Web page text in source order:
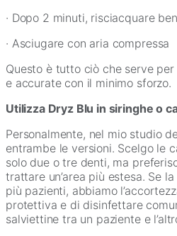
· Dopo 2 minuti, risciacquare
· Asciugare con aria compressa
Questo è tutto ciò che serve
e accurate con il minimo sforzo.
Utilizza Dryz Blu in siringhe o
Personalmente, nel mio studio
entrambe le versioni. Scelgo le
solo due o tre denti, ma
trattare un’area più estesa. Se
più pazienti, abbiamo
protettiva e di disinfettare
salviettine tra un paziente e